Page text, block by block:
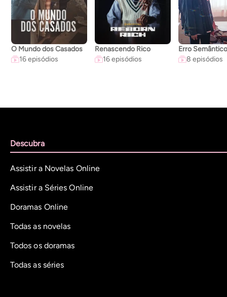
O Mundo dos Casados
16 episódios
Renascendo Rico
16 episódios
Erro Semântico
8 episódios
Descubra
Assistir a Novelas Online
Assistir a Séries Online
Doramas Online
Todas as novelas
Todos os doramas
Todas as séries